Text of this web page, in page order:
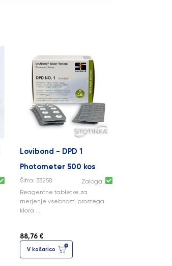
Lovibond - DPD 1
Photometer 500 kos
Šifra: 33258
Zaloga:
Reagentne tabletke za
merjenje vsebnosti prostega
klora ...
88,76 €
V košarico